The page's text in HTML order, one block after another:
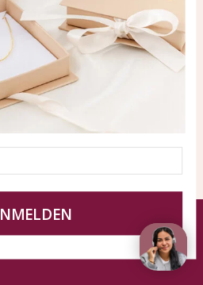
KAYA Sieraden
About
test
Tips en Advies
Duurzaamheid
- a beautiful memory
Privacy policy Sitemap